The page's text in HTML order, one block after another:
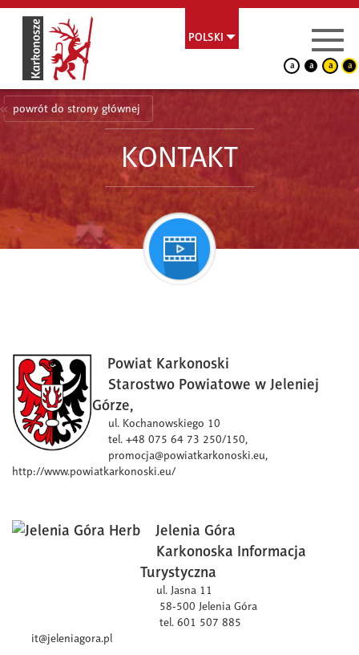
POLSKI
a a a a
powrót do strony głównej
KONTAKT
Powiat Karkonoski
Starostwo Powiatowe w Jeleniej
Górze,
ul. Kochanowskiego 10
tel. +48 075 64 73 250/150,
promocja@powiatkarkonoski.eu,
http://www.powiatkarkonoski.eu/
Jelenia Góra
Karkonoska Informacja
Turystyczna
ul. Jasna 11
58-500 Jelenia Góra
tel. 601 507 885
it@jeleniagora.pl